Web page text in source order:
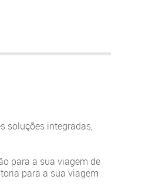
soluções integradas,
para a sua viagem de
para a sua viagem